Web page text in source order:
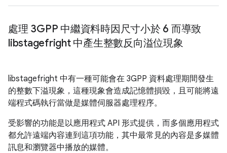
處理 3GPP 中繼資料時因尺寸小於 6 而導致
libstagefright 中產生整數反向溢位現象
libstagefright 中有一種可能會在 3GPP 資料處理期間發生
的整數下溢現象，這種現象會造成記憶體損毀，且可能將遠
端程式碼執行當做是媒體伺服器處理程序。
受影響的功能是以應用程式 API 形式提供，而多個應用程式
都允許遠端內容連到這項功能，其中最常見的內容是多媒體
訊息和瀏覽器中播放的媒體。